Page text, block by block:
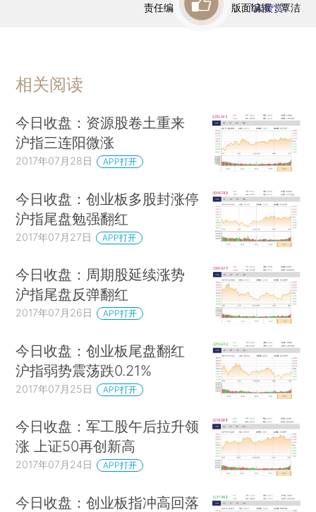
责任编辑：曹文姣 | 版面编辑：覃洁
1人赞赏
相关阅读
今日收盘：资源股卷土重来
沪指三连阳微涨
2017年07月28日 APP打开
今日收盘：创业板多股封涨停
沪指尾盘勉强翻红
2017年07月27日 APP打开
今日收盘：周期股延续涨势
沪指尾盘反弹翻红
2017年07月26日 APP打开
今日收盘：创业板尾盘翻红
沪指弱势震荡跌0.21%
2017年07月25日 APP打开
今日收盘：军工股午后拉升领
涨 上证50再创新高
2017年07月24日 APP打开
今日收盘：创业板指冲高回落